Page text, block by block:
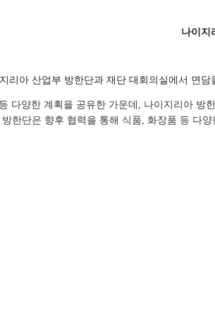
나이지
리아 산업부 방한단과 재단 대회의실에서 면담
다양한 계획을 공유한 가운데, 나이지리아
한단은 향후 협력을 통해 식품, 화장품 등 다